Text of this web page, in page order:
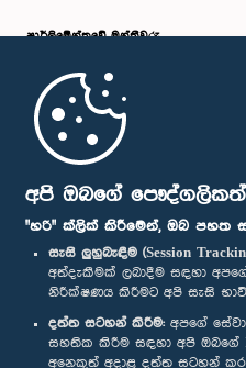
අපි ඔබගේ
"හරි" ක්ලික් කිරීමෙන්, ඔබ පහත
සැසි ලුහුබැඳීම (Session
අත්දැකීමක් ලබාදීම සඳහා
නිරීක්ෂණය කිරීමට අපි සැසි
දත්ත සටහන් කිරීම: අපගේ
සහතික කිරීම සඳහා අපි ඔබගේ
අනෙකුත් අදාළ දත්ත සටහන්
පාර්ලි‌මේන්තුවේ මන්ත්‍රීවරු
මුල් පිටුව
පාර්ලිමේන්තු ජංගම යෙදුම
අප හා සම්බන්ධ වී සිටින්න :